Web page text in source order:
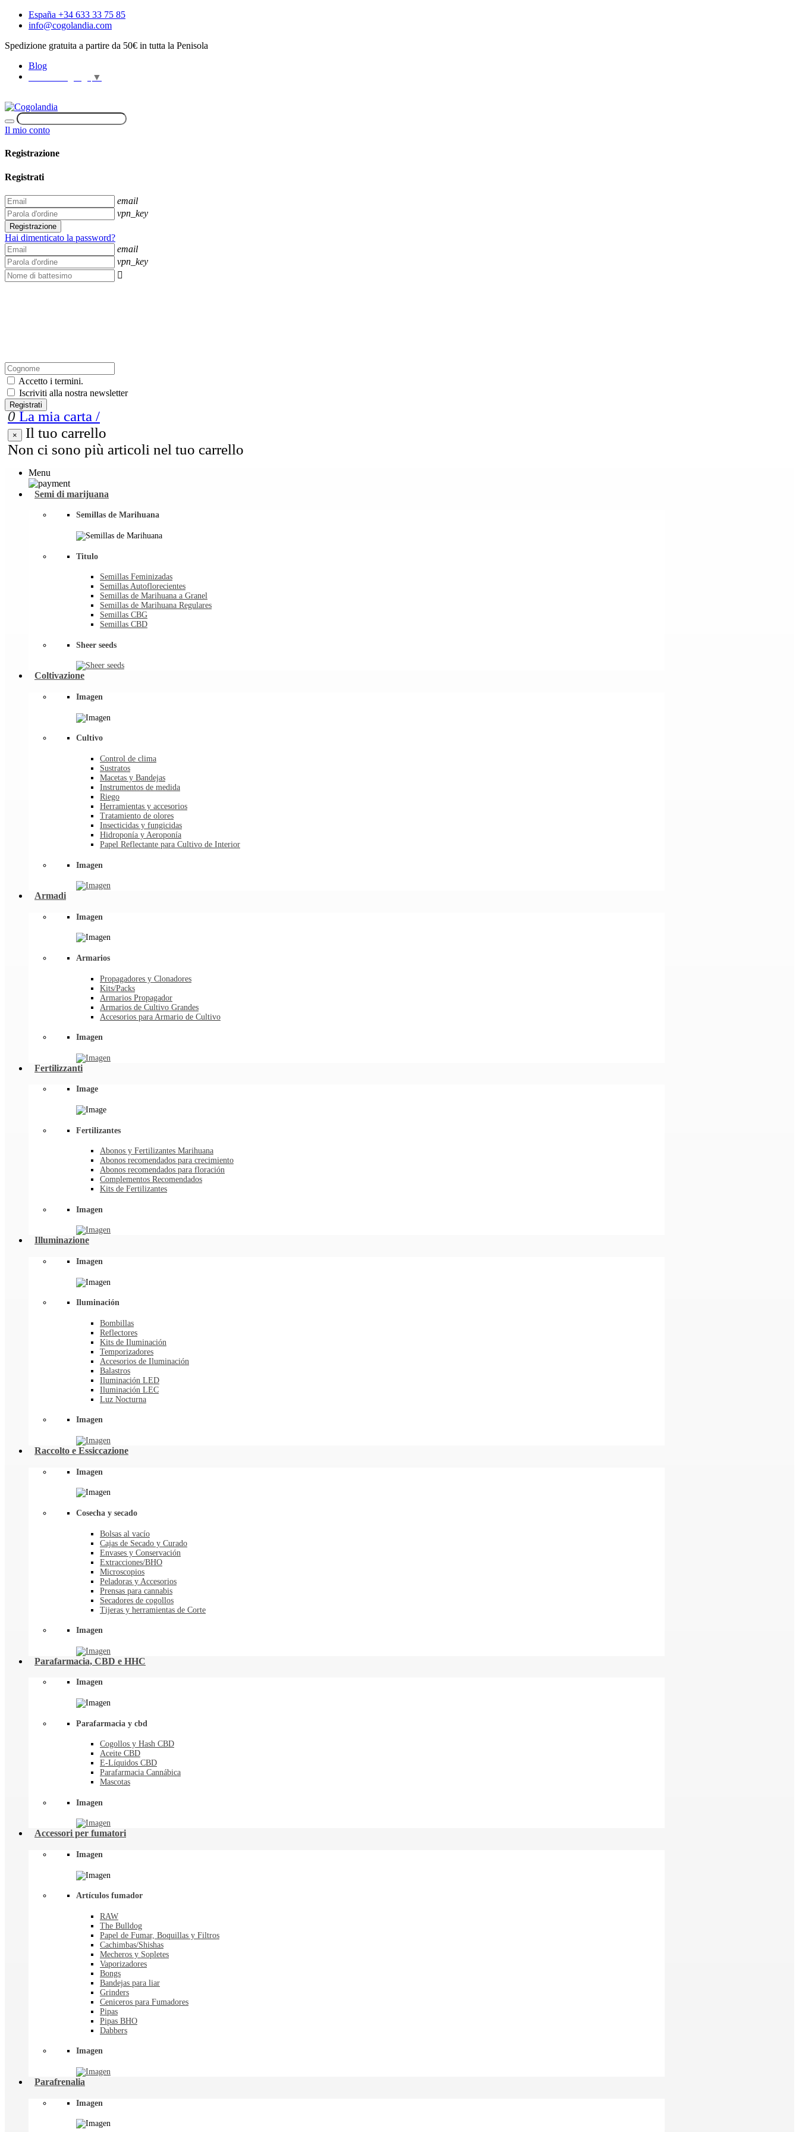
España +34 633 33 75 85
info@cogolandia.com
Spedizione gratuita a partire da 50€ in tutta la Penisola
Blog
▼
Il mio conto
Registrazione
Registrati
email
vpn_key
Registrazione
Hai dimenticato la password?
email
vpn_key

Accetto i termini.
Iscriviti alla nostra newsletter
Registrati
0 La mia carta /
×
Il tuo carrello
Non ci sono più articoli nel tuo carrello
Menu
Semi di marijuana
Semillas de Marihuana
Titulo
Semillas Feminizadas
Semillas Autoflorecientes
Semillas de Marihuana a Granel
Semillas de Marihuana Regulares
Semillas CBG
Semillas CBD
Sheer seeds
Coltivazione
Imagen
Cultivo
Control de clima
Sustratos
Macetas y Bandejas
Instrumentos de medida
Riego
Herramientas y accesorios
Tratamiento de olores
Insecticidas y fungicidas
Hidroponía y Aeroponía
Papel Reflectante para Cultivo de Interior
Imagen
Armadi
Imagen
Armarios
Propagadores y Clonadores
Kits/Packs
Armarios Propagador
Armarios de Cultivo Grandes
Accesorios para Armario de Cultivo
Imagen
Fertilizzanti
Image
Fertilizantes
Abonos y Fertilizantes Marihuana
Abonos recomendados para crecimiento
Abonos recomendados para floración
Complementos Recomendados
Kits de Fertilizantes
Imagen
Illuminazione
Imagen
Iluminación
Bombillas
Reflectores
Kits de Iluminación
Temporizadores
Accesorios de Iluminación
Balastros
Iluminación LED
Iluminación LEC
Luz Nocturna
Imagen
Raccolto e Essiccazione
Imagen
Cosecha y secado
Bolsas al vacío
Cajas de Secado y Curado
Envases y Conservación
Extracciones/BHO
Microscopios
Peladoras y Accesorios
Prensas para cannabis
Secadores de cogollos
Tijeras y herramientas de Corte
Imagen
Parafarmacia, CBD e HHC
Imagen
Parafarmacia y cbd
Cogollos y Hash CBD
Aceite CBD
E-Líquidos CBD
Parafarmacia Cannábica
Mascotas
Imagen
Accessori per fumatori
Imagen
Artículos fumador
RAW
The Bulldog
Papel de Fumar, Boquillas y Filtros
Cachimbas/Shishas
Mecheros y Sopletes
Vaporizadores
Bongs
Bandejas para liar
Grinders
Ceniceros para Fumadores
Pipas
Pipas BHO
Dabbers
Imagen
Parafrenalia
Imagen